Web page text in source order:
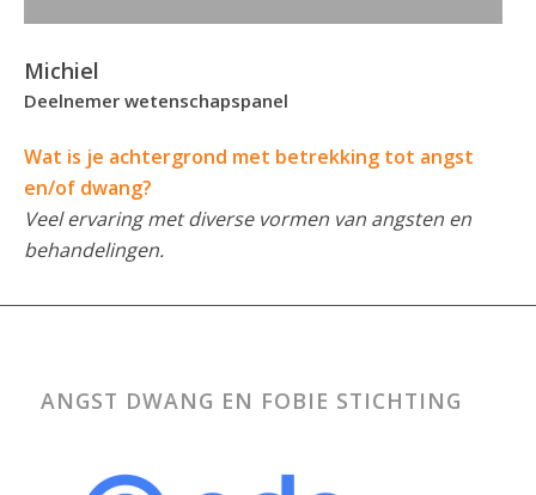
Michiel
Deelnemer wetenschapspanel
Wat is je achtergrond met betrekking tot angst
en/of dwang?
Veel ervaring met diverse vormen van angsten en
behandelingen.
ANGST DWANG EN FOBIE STICHTING